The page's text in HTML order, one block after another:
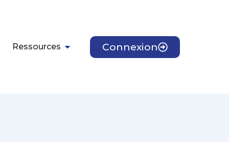
Ressources Connexion